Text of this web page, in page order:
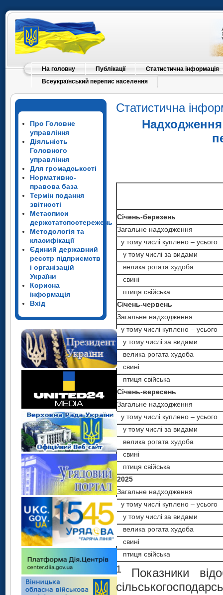
На головну Публікації
Статистична інформація
Всеукраїнський перепис населення
Про Головне
управління
Діяльність
Головного
управління
Для громадськості
Нормативно-
правова база
Термін подання
звітності
Метаописи
держстатспостережень
Методологія та
класифікації
Єдиний державний
реєстр підприємств
і організацій
України
Корисна
інформація
Вхід
Статистична
Надходження
Січень-березень
Загальне надходження
у тому числі куплено – усього
у тому числі за видами
велика рогата худоба
cвині
птиця свійська
Січень-червень
Загальне надходження
у тому числі куплено – усього
у тому числі за видами
велика рогата худоба
cвині
птиця свійська
Січень-вересень
Загальне надходження
у тому числі куплено – усього
у тому числі за видами
велика рогата худоба
cвині
птиця свійська
2025
Загальне надходження
у тому числі куплено – усього
у тому числі за видами
велика рогата худоба
cвині
птиця свійська
1
Показники